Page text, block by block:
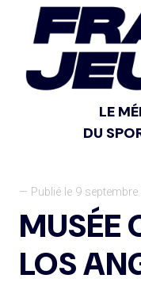
LE
DU
— Publié le 9 septembre
MUSÉE
LOS